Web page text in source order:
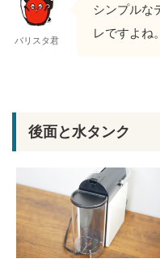
バリスタ君
シンプルな
レですよね。
後面と水タンク